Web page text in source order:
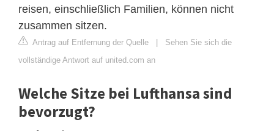
reisen, einschließlich Familien, können nicht
zusammen sitzen.
Antrag auf Entfernung der Quelle | Sehen Sie sich die
vollständige Antwort auf united.com an
Welche Sitze bei Lufthansa sind
bevorzugt?